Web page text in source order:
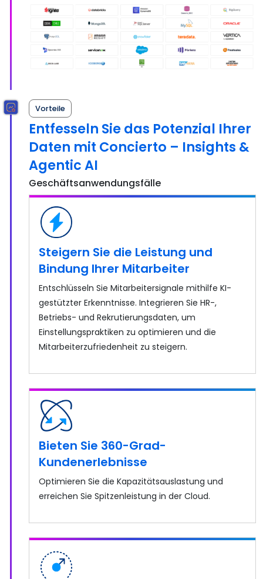
Vorteile
Entfesseln Sie das Potenzial Ihrer
Daten mit Concierto – Insights &
Agentic AI
Geschäftsanwendungsfälle
Steigern Sie die Leistung und
Bindung Ihrer Mitarbeiter
Entschlüsseln Sie Mitarbeitersignale mithilfe KI-
gestützter Erkenntnisse. Integrieren Sie HR-,
Betriebs- und Rekrutierungsdaten, um
Einstellungspraktiken zu optimieren und die
Mitarbeiterzufriedenheit zu steigern.
Bieten Sie 360-Grad-
Kundenerlebnisse
Optimieren Sie die Kapazitätsauslastung und
erreichen Sie Spitzenleistung in der Cloud.